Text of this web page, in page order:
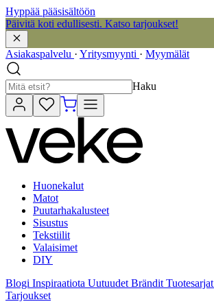
Hyppää pääsisältöön
Päivitä koti edullisesti. Katso tarjoukset!
Asiakaspalvelu · Yritysmyynti · Myymälät
Haku
Huonekalut
Matot
Puutarhakalusteet
Sisustus
Tekstiilit
Valaisimet
DIY
Blogi Inspiraatiota Uutuudet Brändit Tuotesarjat
Tarjoukset